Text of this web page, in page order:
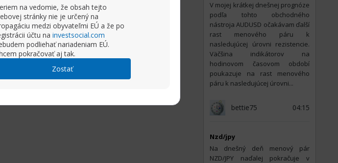
na vedomie, že obsah tejto
stránky nie je určený na
medzi obyvateľmi EÚ a že po
účtu na investsocial.com
podliehať nariadeniam EÚ.
pokračovať aj tak.
Zostať
V mojej krátkej dnešnej prognóze
podľa tohto obchodného
nástroja AUDUSD očakávam ďalší
rast menového páru k
nasledujúcej úrovni rezistencie.
Väčšina indikátorov na
hodinovom časovom období
poukazuje na rast menového
páru k nasledujúcej úrovni...
bettie75 04:15
Nzd/jpy
Na dnešný deň menový pár
NZD/JPY naďalej pokračuje v